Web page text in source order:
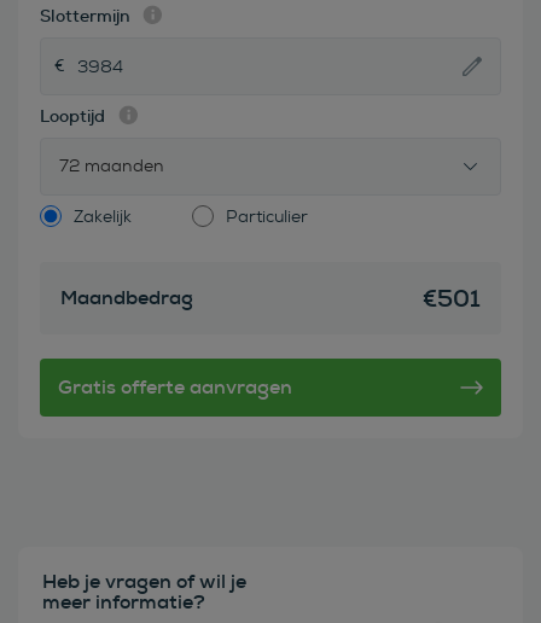
Slottermijn
Looptijd
72 maanden
Zakelijk Particulier
Maandbedrag €501
Heb je vragen of wil je
meer informatie?